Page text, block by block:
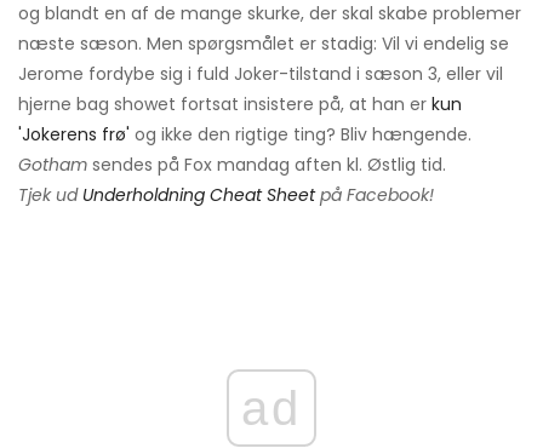
og blandt en af ​​de mange skurke, der skal skabe problemer
næste sæson. Men spørgsmålet er stadig: Vil vi endelig se
Jerome fordybe sig i fuld Joker-tilstand i sæson 3, eller vil
hjerne bag showet fortsat insistere på, at han er kun
'Jokerens frø' og ikke den rigtige ting? Bliv hængende.
Gotham sendes på Fox mandag aften kl. Østlig tid.
Tjek ud Underholdning Cheat Sheet på Facebook!
ad